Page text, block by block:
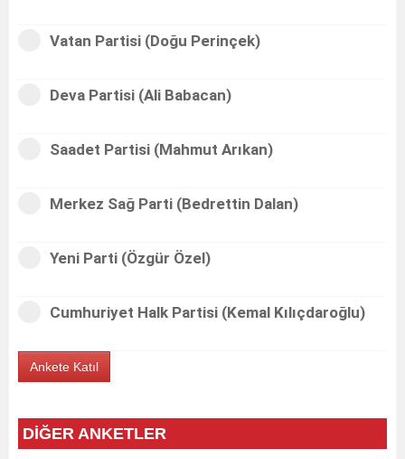
Vatan Partisi (Doğu Perinçek)
Deva Partisi (Ali Babacan)
Saadet Partisi (Mahmut Arıkan)
Merkez Sağ Parti (Bedrettin Dalan)
Yeni Parti (Özgür Özel)
Cumhuriyet Halk Partisi (Kemal Kılıçdaroğlu)
DİĞER ANKETLER